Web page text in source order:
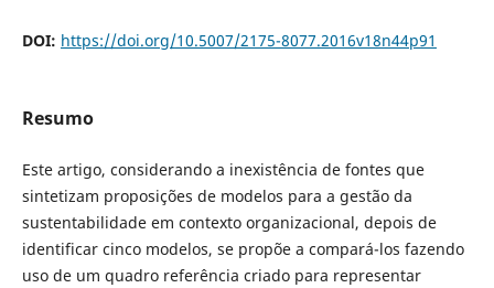
DOI: https://doi.org/10.5007/2175-8077.2016v18n44p91
Resumo
Este artigo, considerando a inexistência de fontes que
sintetizam proposições de modelos para a gestão da
sustentabilidade em contexto organizacional, depois de
identificar cinco modelos, se propõe a compará-los fazendo
uso de um quadro referência criado para representar